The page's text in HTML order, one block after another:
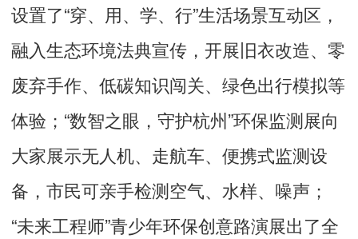
设置了“穿、用、学、行”生活场景互动区，
融入生态环境法典宣传，开展旧衣改造、零
废弃手作、低碳知识闯关、绿色出行模拟等
体验；“数智之眼，守护杭州”环保监测展向
大家展示无人机、走航车、便携式监测设
备，市民可亲手检测空气、水样、噪声；
“未来工程师”青少年环保创意路演展出了全